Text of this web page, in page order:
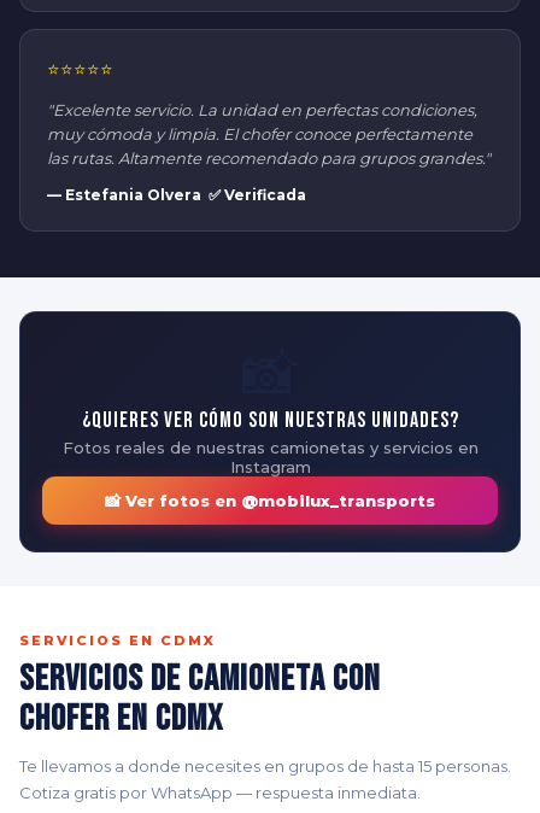
⭐⭐⭐⭐⭐
"Excelente servicio. La unidad en perfectas condiciones,
muy cómoda y limpia. El chofer conoce perfectamente
las rutas. Altamente recomendado para grupos grandes."
— Estefania Olvera ✅ Verificada
¿Quieres ver cómo son nuestras unidades?
Fotos reales de nuestras camionetas y servicios en
Instagram
📸 Ver fotos en @mobilux_transports
SERVICIOS EN CDMX
Servicios de Camioneta con
Chofer en CDMX
Te llevamos a donde necesites en grupos de hasta 15 personas.
Cotiza gratis por WhatsApp — respuesta inmediata.